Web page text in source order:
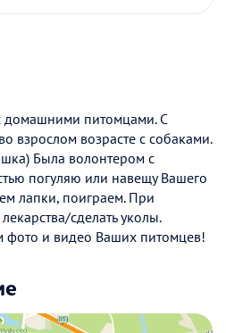
питомцами. С
взрослом возрасте с собаками.
Была волонтером с
погуляю или навещу Вашего
лапки, поиграем. При
сделать уколы.
и видео Ваших питомцев!